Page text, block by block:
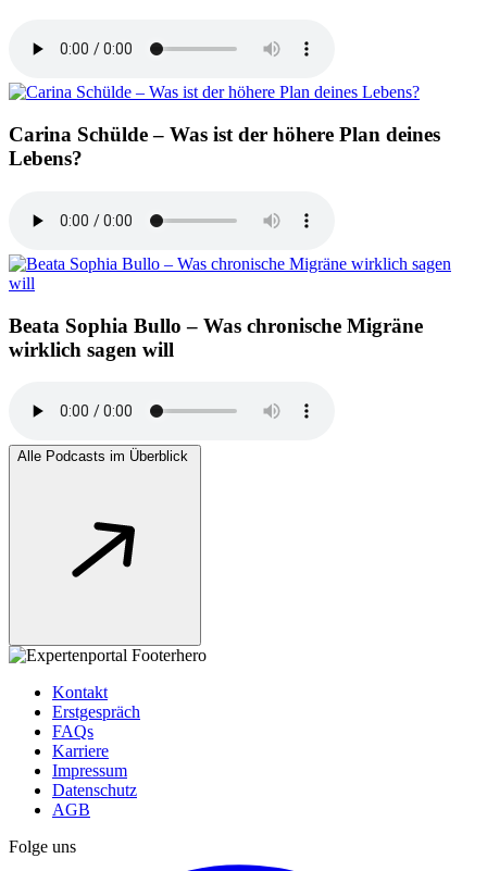
Carina Schülde – Was ist der höhere Plan deines
Lebens?
Beata Sophia Bullo – Was chronische Migräne
wirklich sagen will
Alle Podcasts im Überblick
Kontakt
Erstgespräch
FAQs
Karriere
Impressum
Datenschutz
AGB
Folge uns